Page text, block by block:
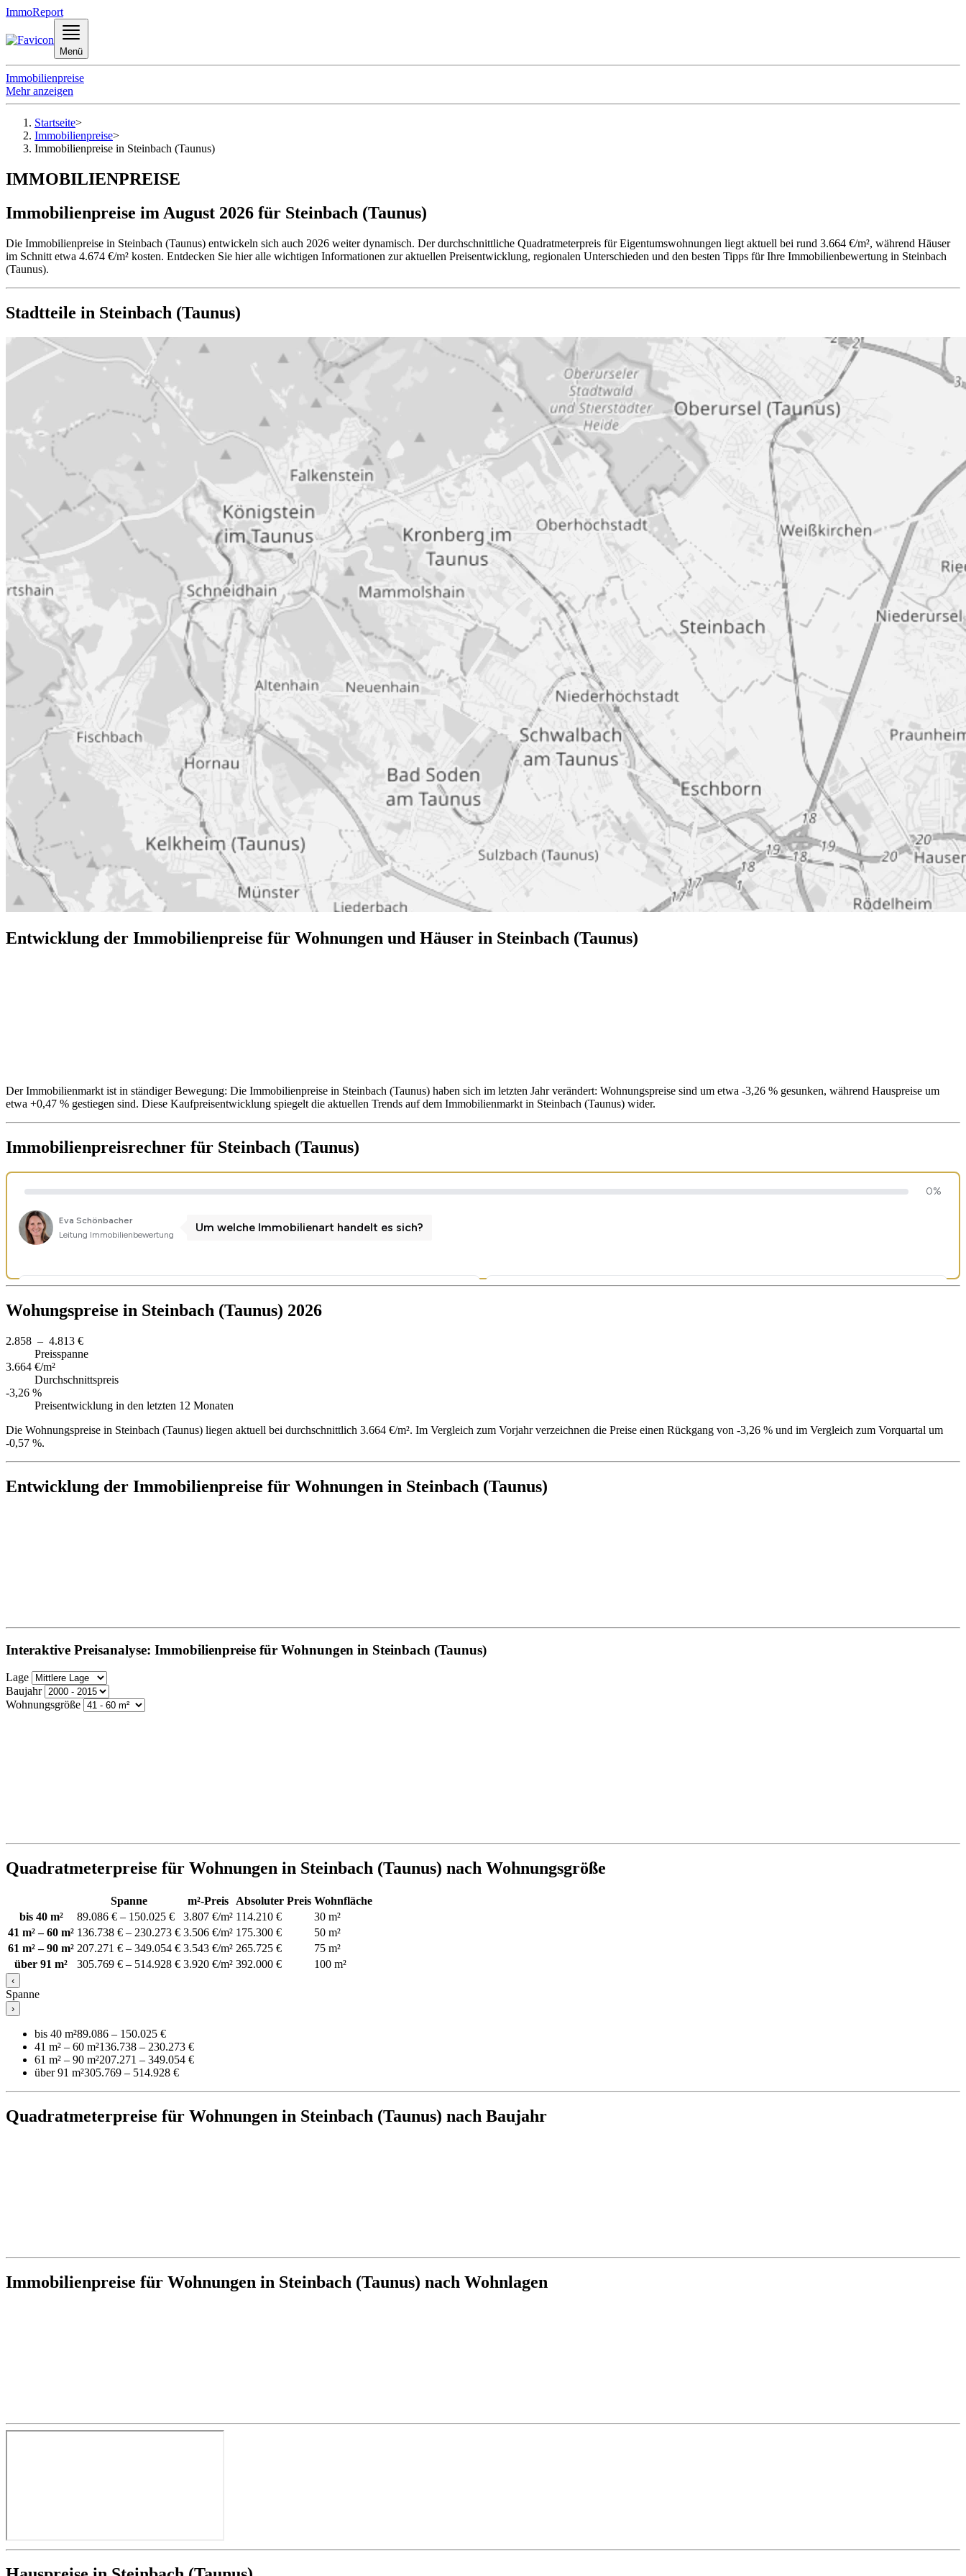
ImmoReport
Menü
Immobilienpreise
Mehr anzeigen
Startseite>
Immobilienpreise>
Immobilienpreise in Steinbach (Taunus)
IMMOBILIENPREISE
Immobilienpreise im August 2026 für Steinbach (Taunus)
Die Immobilienpreise in Steinbach (Taunus) entwickeln sich auch 2026 weiter dynamisch. Der durchschnittliche Quadratmeterpreis für Eigentumswohnungen liegt aktuell bei rund 3.664 €/m², während Häuser
im Schnitt etwa 4.674 €/m² kosten. Entdecken Sie hier alle wichtigen Informationen zur aktuellen Preisentwicklung, regionalen Unterschieden und den besten Tipps für Ihre Immobilienbewertung in Steinbach
(Taunus).
Stadtteile in Steinbach (Taunus)
Entwicklung der Immobilienpreise für Wohnungen und Häuser in Steinbach (Taunus)
Der Immobilienmarkt ist in ständiger Bewegung: Die Immobilienpreise in Steinbach (Taunus) haben sich im letzten Jahr verändert: Wohnungspreise sind um etwa -3,26 % gesunken, während Hauspreise um
etwa +0,47 % gestiegen sind. Diese Kaufpreisentwicklung spiegelt die aktuellen Trends auf dem Immobilienmarkt in Steinbach (Taunus) wider.
Immobilienpreisrechner für Steinbach (Taunus)
Wohungspreise in Steinbach (Taunus) 2026
2.858 – 4.813 €
Preisspanne
3.664 €/m²
Durchschnittspreis
-3,26 %
Preisentwicklung in den letzten 12 Monaten
Die Wohnungspreise in Steinbach (Taunus) liegen aktuell bei durchschnittlich 3.664 €/m². Im Vergleich zum Vorjahr verzeichnen die Preise einen Rückgang von -3,26 % und im Vergleich zum Vorquartal um
-0,57 %.
Entwicklung der Immobilienpreise für Wohnungen in Steinbach (Taunus)
Interaktive Preisanalyse: Immobilienpreise für Wohnungen in Steinbach (Taunus)
Lage
Baujahr
Wohnungsgröße
Quadratmeterpreise für Wohnungen in Steinbach (Taunus) nach Wohnungsgröße
Spanne m²-Preis Absoluter Preis Wohnfläche
bis 40 m²
89.086 € – 150.025 € 3.807 €/m² 114.210 €
30 m²
41 m² – 60 m² 136.738 € – 230.273 € 3.506 €/m² 175.300 €
50 m²
61 m² – 90 m² 207.271 € – 349.054 € 3.543 €/m² 265.725 €
75 m²
über 91 m²
305.769 € – 514.928 € 3.920 €/m² 392.000 € 100 m²
‹
Spanne
›
bis 40 m²89.086 – 150.025 €
41 m² – 60 m²136.738 – 230.273 €
61 m² – 90 m²207.271 – 349.054 €
über 91 m²305.769 – 514.928 €
Quadratmeterpreise für Wohnungen in Steinbach (Taunus) nach Baujahr
Immobilienpreise für Wohnungen in Steinbach (Taunus) nach Wohnlagen